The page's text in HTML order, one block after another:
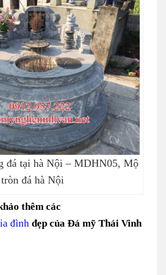
đá tại hà Nội – MDHN05, Mộ
tròn đá hà Nội
thêm các
đình đẹp của Đá mỹ Thái Vinh